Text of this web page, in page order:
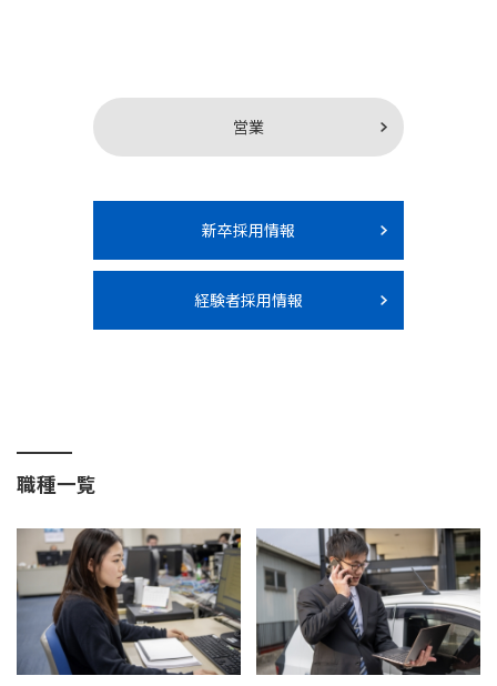
営業
新卒採用情報
経験者採用情報
職種一覧